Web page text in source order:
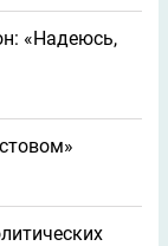
«Надеюсь,